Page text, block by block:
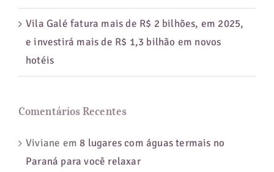
Vila Galé fatura mais de R$ 2 bilhões, em 2025,
e investirá mais de R$ 1,3 bilhão em novos
hotéis
Comentários Recentes
Viviane em 8 lugares com águas termais no
Paraná para você relaxar